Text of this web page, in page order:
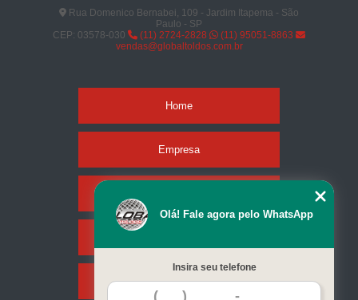
Rua Domenico Bernabei, 109 - Jardim Itapema - São
Paulo - SP
CEP: 03578-030
(11) 2724-2828
(11) 95051-8863
vendas@globaltoldos.com.br
Home
Empresa
Contato
Olá! Fale agora pelo WhatsApp
Insira seu telefone